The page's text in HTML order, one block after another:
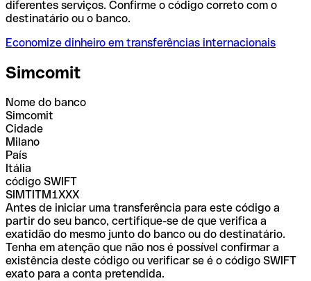
diferentes serviços. Confirme o código correto com o
destinatário ou o banco.
Economize dinheiro em transferências internacionais
Simcomit
Nome do banco
Simcomit
Cidade
Milano
País
Itália
código SWIFT
SIMTITM1XXX
Antes de iniciar uma transferência para este código a
partir do seu banco, certifique-se de que verifica a
exatidão do mesmo junto do banco ou do destinatário.
Tenha em atenção que não nos é possível confirmar a
existência deste código ou verificar se é o código SWIFT
exato para a conta pretendida.